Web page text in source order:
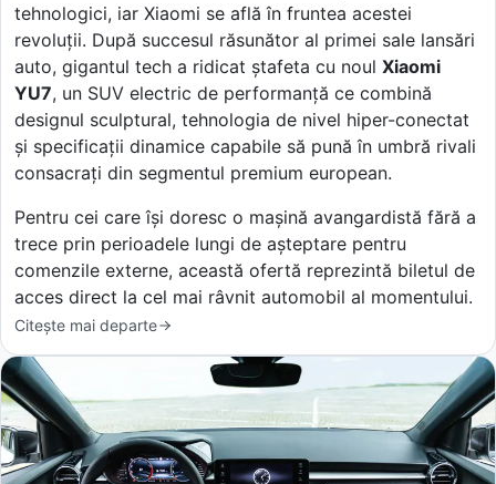
tehnologici, iar Xiaomi se află în fruntea acestei
revoluții. După succesul răsunător al primei sale lansări
auto, gigantul tech a ridicat ștafeta cu noul Xiaomi
YU7, un SUV electric de performanță ce combină
designul sculptural, tehnologia de nivel hiper-conectat
și specificații dinamice capabile să pună în umbră rivali
consacrați din segmentul premium european.
Pentru cei care își doresc o mașină avangardistă fără a
trece prin perioadele lungi de așteptare pentru
comenzile externe, această ofertă reprezintă biletul de
acces direct la cel mai râvnit automobil al momentului.
Citește mai departe